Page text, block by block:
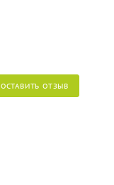
ОСТАВИТЬ ОТЗЫВ